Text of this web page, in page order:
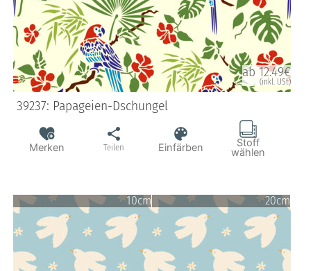
ab 12.49€
(inkl. USt)
39237: Papageien-Dschungel
Merken Teilen Einfärben Stoff
wählen
10cm 20cm